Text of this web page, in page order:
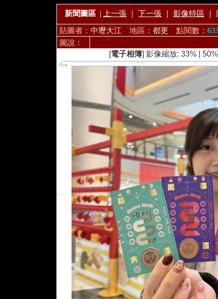
新聞圖區 | 上一張 下一張 影像特區
貼圖者： 中壢大江 地區： 都更 點閱數：
圖說：
[電子相簿] 影像縮放: 33% 50%